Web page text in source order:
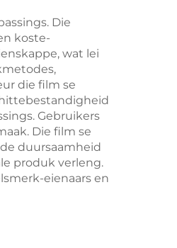
Die
koste-
wat lei
die film se
Gebruikers
Die film se
duursaamheid
produk verleng.
eienaars en